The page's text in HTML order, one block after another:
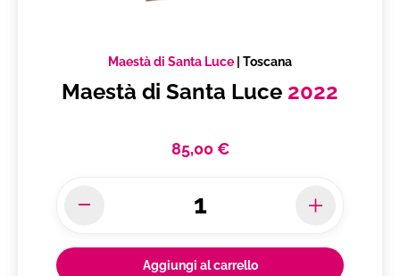
Maestà di Santa Luce | Toscana
Maestà di Santa Luce 2022
85,00 €
Aggiungi al carrello